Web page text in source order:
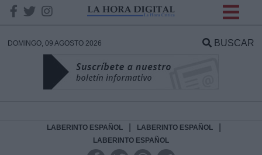
DOMINGO, 09 AGOSTO 2026 BUSCAR
LABERINTO ESPAÑOL LABERINTO ESPAÑOL
LABERINTO ESPAÑOL
DATOS
Responsable: